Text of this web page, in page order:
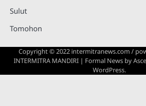
Sulut
Tomohon
Copyright © 2022 intermitranews.com /
INTERMITRA MANDIRI| Formal News by
WordPress.